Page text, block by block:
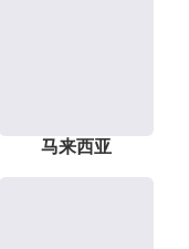
马来西亚